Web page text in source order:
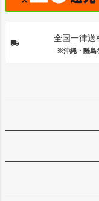
全国一律送
※沖縄・離島